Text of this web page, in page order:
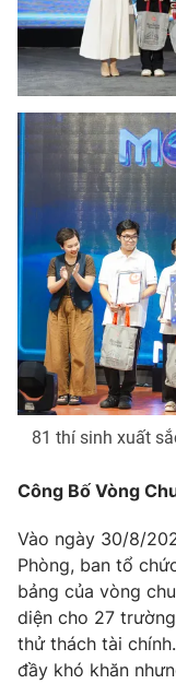
81 thí sinh xuất
Công Bố Vòng
Vào ngày 30/8/
Phòng, ban tổ
bảng của vòng
diện cho 27
thử thách tài
đầy khó khăn